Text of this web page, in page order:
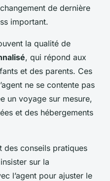
de dernière
important.
la qualité de
, qui répond aux
et des parents. Ces
ne se contente pas
un voyage sur mesure,
et des hébergements
des conseils pratiques
sur la
l’agent pour ajuster le